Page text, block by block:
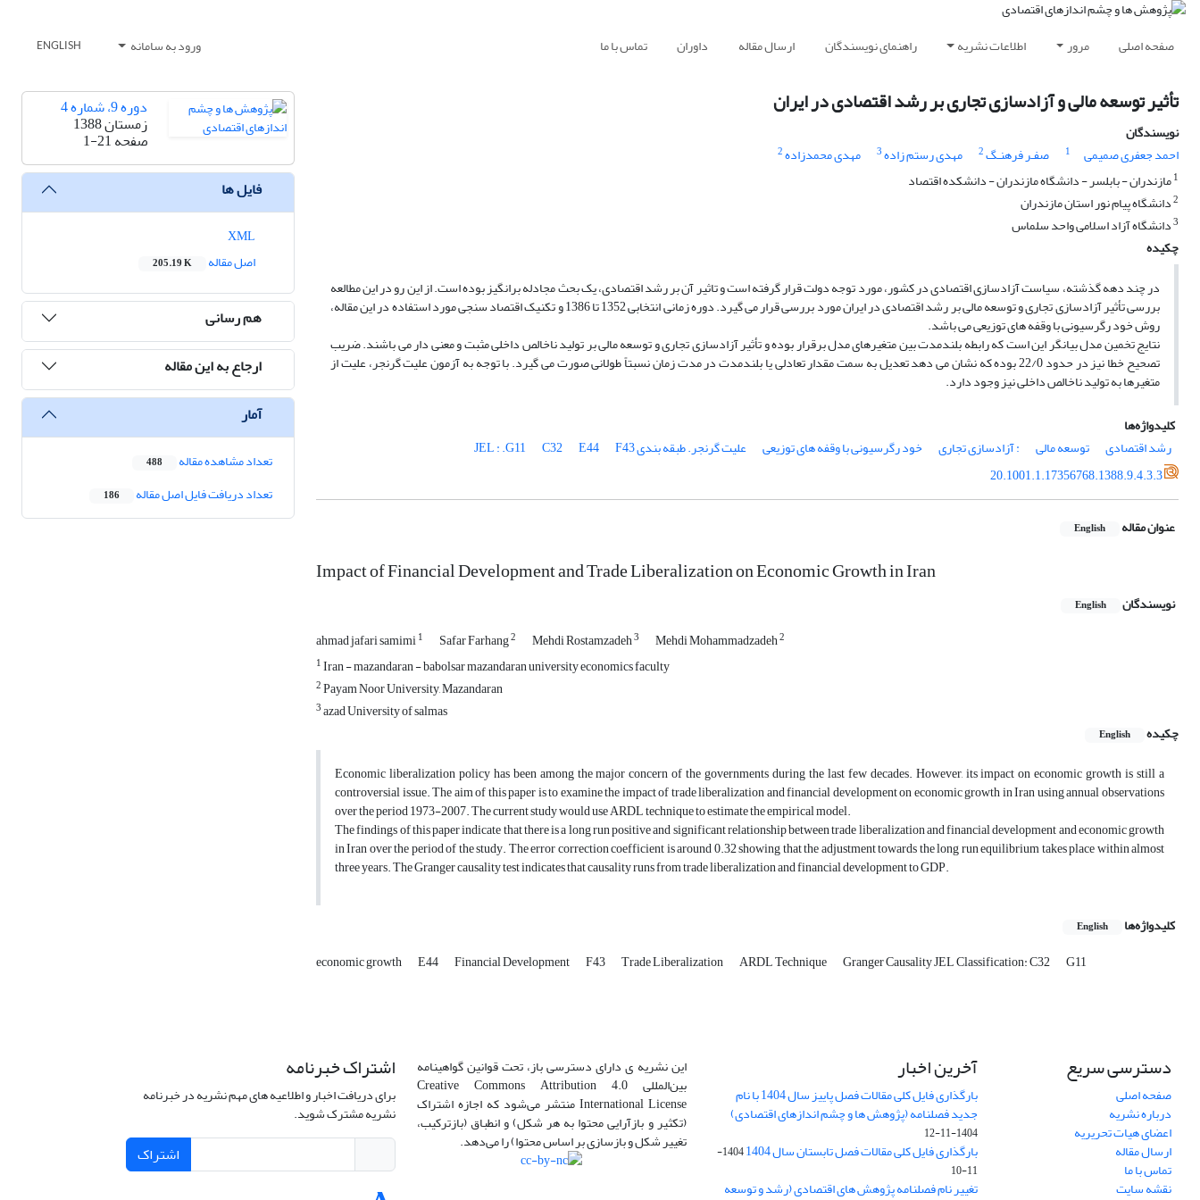
صفحه اصلی مرور اطلاعات نشریه راهنمای نویسندگان ارسال مقاله داوران تماس با ما ورود به سامانه ENGLISH
تأثیر توسعه مالی و آزادسازی تجاری بر رشد اقتصادی در ایران
نویسندگان
احمد جعفری صمیمی
1 صفـر فرهنـگ2 مهدی رستم زاده3 مهدی محمدزاده2
1مازندران - بابلسر - دانشگاه مازندران - دانشکده اقتصاد
2دانشگاه پیام نور استان مازندران
3دانشگاه آزاد اسلامی واحد سلماس
چکیده
در چند دهه گذشته، سیاست آزادسازی اقتصادی در کشور، مورد توجه دولت قرار گرفته است و تاثیر آن بر رشد اقتصادی، یک بحث مجادله برانگیز بوده است. از این رو در این مطالعه
بررسی تأثیر آزادسازی تجاری و توسعه مالی بر رشد اقتصادی در ایران مورد بررسی قرار می گیرد. دوره زمانی انتخابی 1352 تا 1386 و تکنیک اقتصاد سنجی مورد استفاده در این مقاله،
روش خود رگرسیونی با وقفه های توزیعی می باشد.
نتایج تخمین مدل بیانگر این است که رابطه بلندمدت بین متغیرهای مدل برقرار بوده و تأثیر آزادسازی تجاری و توسعه مالی بر تولید ناخالص داخلی مثبت و معنی دار می باشند. ضریب
تصحیح خطا نیز در حدود 22/0 بوده که نشان می دهد تعدیل به سمت مقدار تعادلی یا بلندمدت در مدت زمان نسبتاً طولانی صورت می گیرد. با توجه به آزمون علیت گرنجر، علیت از
متغیرها به تولید ناخالص داخلی نیز وجود دارد.
کلیدواژه‌ها
رشد اقتصادی
توسعه مالی : آزادسازی تجاری خود رگرسیونی با وقفه های توزیعی علیت گرنجر. طبقه بندی JEL : .G11 C32 E44
F43
20.1001.1.17356768.1388.9.4.3.3
عنوان مقاله English
Impact of Financial Development and Trade Liberalization on Economic Growth in Iran
نویسندگان English
ahmad jafari samimi1 Safar Farhang2 Mehdi Rostamzadeh3 Mehdi Mohammadzadeh2
1Iran - mazandaran - babolsar mazandaran university economics faculty
2Payam Noor University, Mazandaran
3azad University of salmas
چکیده
English
Economic liberalization policy has been among the major concern of the governments during the last few decades. However, its impact on economic growth is still a
controversial issue. The aim of this paper is to examine the impact of trade liberalization and financial development on economic growth in Iran using annual observations
over the period 1973-2007. The current study would use ARDL technique to estimate the empirical model.
The findings of this paper indicate that there is a long run positive and significant relationship between trade liberalization and financial development and economic growth
in Iran over the period of the study. The error correction coefficient is around 0.32 showing that the adjustment towards the long run equilibrium takes place within almost
three years. The Granger causality test indicates that causality runs from trade liberalization and financial development to GDP.
کلیدواژه‌ها English
economic growth E44 Financial Development F43 Trade Liberalization ARDL Technique Granger Causality JEL Classification: C32 G11
دوره 9، شماره 4
زمستان 1388
صفحه1-21
فایل ها
اصل مقاله
205.19 K
هم رسانی
ارجاع به این مقاله
آمار
تعداد مشاهده مقاله 488
تعداد دریافت فایل اصل مقاله 186
دسترسی سریع
صفحه اصلی
درباره نشریه
اعضای هیات تحریریه
ارسال مقاله
تماس با ما
نقشه سایت
آخرین اخبار
بارگذاری فایل کلی مقالات فصل پاییز سال 1404 با نام
جدید فصلنامه (پژوهش ها و چشم اندازهای اقتصادی)
1404-11-12
بارگذاری فایل کلی مقالات فصل تابستان سال 1404
1404-
11-10
تغییر نام فصلنامه پژوهش های اقتصادی (رشد و توسعه
این نشریه ی دارای دسترسی باز، تحت قوانین گواهینامه
بین‌المللی Creative Commons Attribution 4.0
International License منتشر می‌شود که اجازه اشتراک
(تکثیر و بازآرایی محتوا به هر شکل) و انطباق (بازترکیب،
تغییر شکل و بازسازی بر اساس محتوا) را می‌دهد.
اشتراک خبرنامه
برای دریافت اخبار و اطلاعیه های مهم نشریه در خبرنامه
نشریه مشترک شوید.
اشتراک